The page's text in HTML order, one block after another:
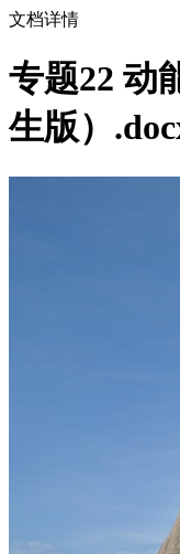
文档详情
专题22 动
生版）